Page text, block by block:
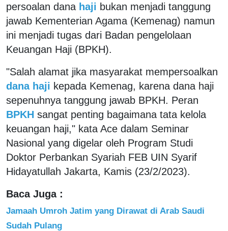
persoalan dana haji bukan menjadi tanggung
jawab Kementerian Agama (Kemenag) namun
ini menjadi tugas dari Badan pengelolaan
Keuangan Haji (BPKH).
"Salah alamat jika masyarakat mempersoalkan
dana haji kepada Kemenag, karena dana haji
sepenuhnya tanggung jawab BPKH. Peran
BPKH sangat penting bagaimana tata kelola
keuangan haji," kata Ace dalam Seminar
Nasional yang digelar oleh Program Studi
Doktor Perbankan Syariah FEB UIN Syarif
Hidayatullah Jakarta, Kamis (23/2/2023).
Baca Juga :
Jamaah Umroh Jatim yang Dirawat di Arab Saudi
Sudah Pulang